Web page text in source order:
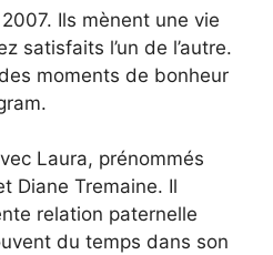
Ils mènent une vie
satisfaits l’un de l’autre.
moments de bonheur
Laura, prénommés
Diane Tremaine. Il
relation paternelle
du temps dans son